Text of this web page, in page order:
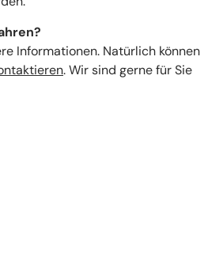
Informationen. Natürlich können
. Wir sind gerne für Sie